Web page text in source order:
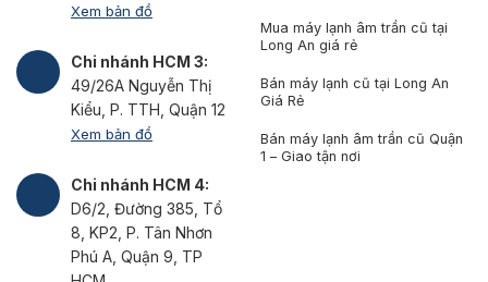
Xem bản đồ
Chi nhánh HCM 3:
49/26A Nguyễn Thị
Kiểu, P. TTH, Quận 12
Xem bản đồ
Chi nhánh HCM 4:
D6/2, Đường 385, Tổ
8, KP2, P. Tân Nhơn
Phú A, Quận 9, TP
Mua máy lạnh âm trần cũ tại
Long An giá rẻ
Bán máy lạnh cũ tại Long An
Giá Rẻ
Bán máy lạnh âm trần cũ Quận
1 – Giao tận nơi